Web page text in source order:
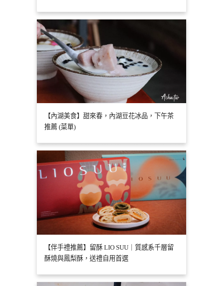
【內湖美食】甜來春，內湖豆花冰品，下午茶
推薦 (菜單)
【伴手禮推薦】留酥 LIO SUU｜質感系千層留
酥燒與鳳梨酥，送禮自用首選